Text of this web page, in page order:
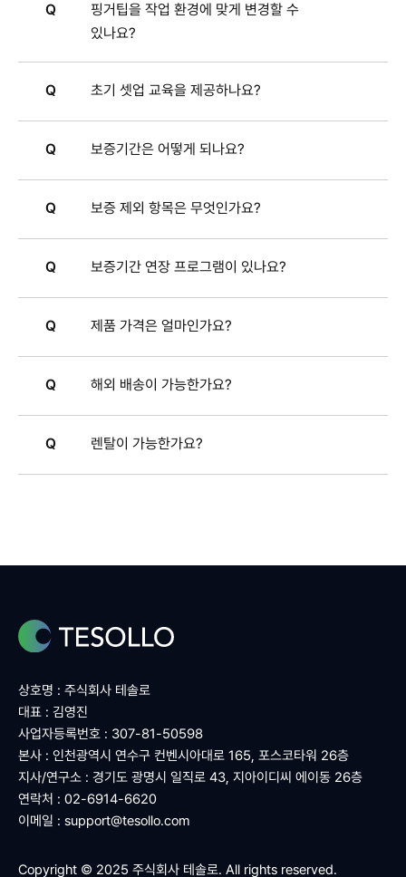
Q
핑거팁을 작업 환경에 맞게 변경할 수
있나요?
Q 초기 셋업 교육을 제공하나요?
Q 보증기간은 어떻게 되나요?
Q 보증 제외 항목은 무엇인가요?
Q 보증기간 연장 프로그램이 있나요?
Q 제품 가격은 얼마인가요?
Q 해외 배송이 가능한가요?
Q 렌탈이 가능한가요?
상호명 : 주식회사 테솔로
대표 : 김영진
사업자등록번호 : 307-81-50598
본사 : 인천광역시 연수구 컨벤시아대로 165, 포스코타워 26층
지사/연구소 : 경기도 광명시 일직로 43, 지아이디씨 에이동 26층
연락처 : 02-6914-6620
이메일 : support@tesollo.com
Copyright © 2025 주식회사 테솔로. All rights reserved.